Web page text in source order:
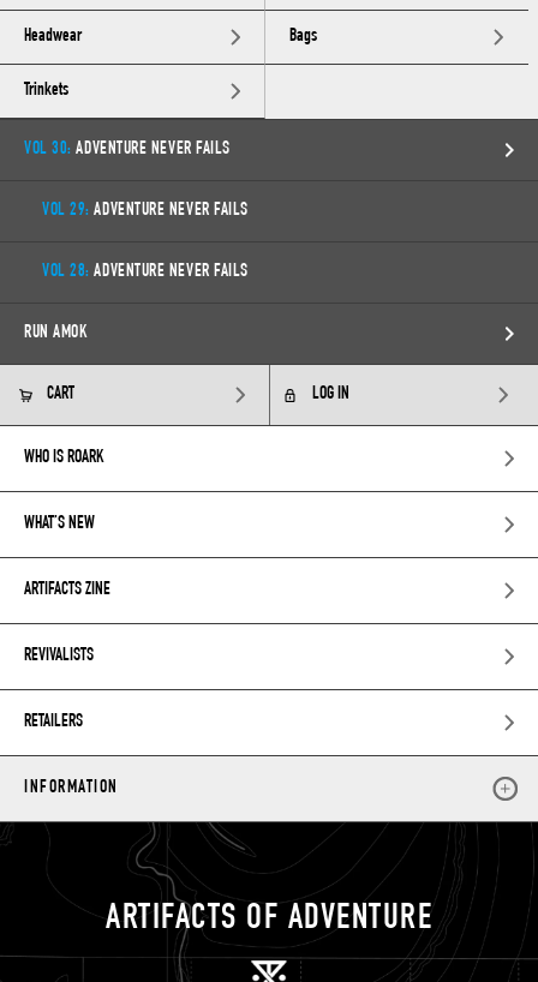
Headwear Bags
Trinkets
VOL 30: ADVENTURE NEVER FAILS
VOL 29: ADVENTURE NEVER FAILS
VOL 28: ADVENTURE NEVER FAILS
RUN AMOK
CART LOG IN
WHO IS ROARK
WHAT’S NEW
ARTIFACTS ZINE
REVIVALISTS
RETAILERS
INFORMATION
ARTIFACTS OF ADVENTURE